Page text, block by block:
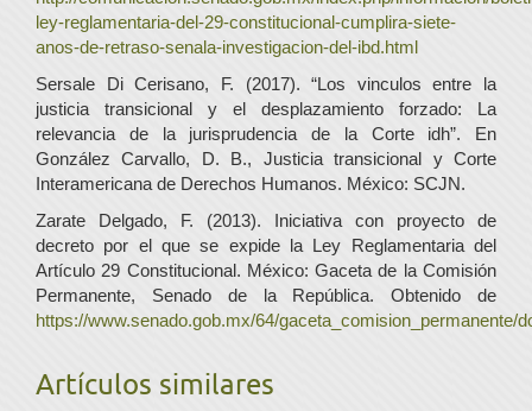
ley-reglamentaria-del-29-constitucional-cumplira-siete-
anos-de-retraso-senala-investigacion-del-ibd.html
Sersale Di Cerisano, F. (2017). “Los vinculos entre la
justicia transicional y el desplazamiento forzado: La
relevancia de la jurisprudencia de la Corte idh”. En
González Carvallo, D. B., Justicia transicional y Corte
Interamericana de Derechos Humanos. México: SCJN.
Zarate Delgado, F. (2013). Iniciativa con proyecto de
decreto por el que se expide la Ley Reglamentaria del
Artículo 29 Constitucional. México: Gaceta de la Comisión
Permanente, Senado de la República. Obtenido de
https://www.senado.gob.mx/64/gaceta_comision_permanente/
Artículos similares